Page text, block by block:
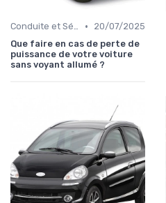
Conduite et Sécurité •
20/07/2025
Que faire en cas de perte de
puissance de votre voiture
sans voyant allumé ?